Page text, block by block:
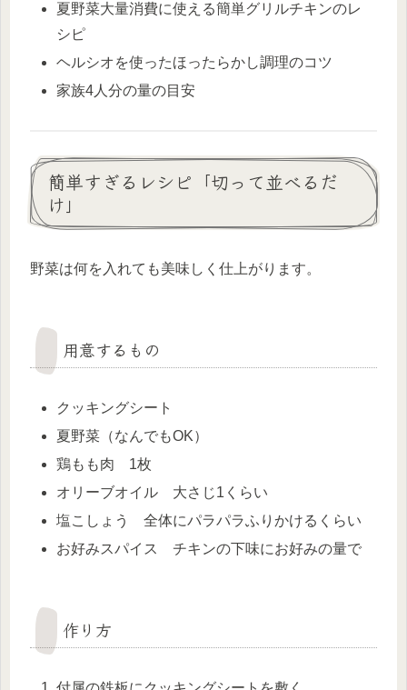
夏野菜大量消費に使える簡単グリルチキンのレ
シピ
ヘルシオを使ったほったらかし調理のコツ
家族4人分の量の目安
簡単すぎるレシピ「切って並べるだ
け」
野菜は何を入れても美味しく仕上がります。
用意するもの
クッキングシート
夏野菜（なんでもOK）
鶏もも肉 1枚
オリーブオイル 大さじ1くらい
塩こしょう 全体にパラパラふりかけるくらい
お好みスパイス チキンの下味にお好みの量で
作り方